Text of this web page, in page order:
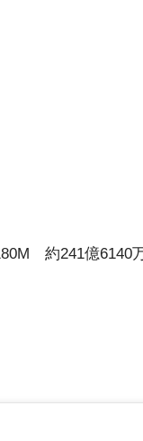
約241億6140